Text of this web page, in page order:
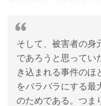
そして、被害者の身
であろうと思ってい
き込まれる事件のほ
をバラバラにする最
のためである。つま